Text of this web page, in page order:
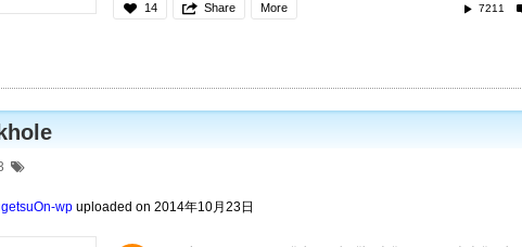
7211
14 Share More
wp uploaded on 2014年10月23日